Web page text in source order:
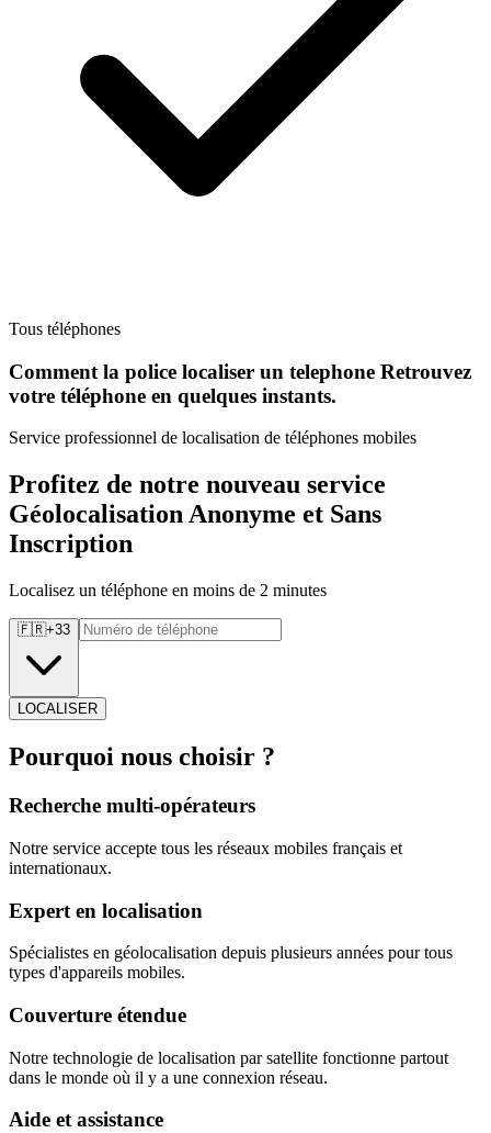
Tous téléphones
Comment la police localiser un telephone Retrouvez
votre téléphone en quelques instants.
Service professionnel de localisation de téléphones mobiles
Profitez de notre nouveau service
Géolocalisation Anonyme et Sans
Inscription
Localisez un téléphone en moins de 2 minutes
🇫🇷+33
LOCALISER
Pourquoi nous choisir ?
Recherche multi-opérateurs
Notre service accepte tous les réseaux mobiles français et
internationaux.
Expert en localisation
Spécialistes en géolocalisation depuis plusieurs années pour tous
types d'appareils mobiles.
Couverture étendue
Notre technologie de localisation par satellite fonctionne partout
dans le monde où il y a une connexion réseau.
Aide et assistance